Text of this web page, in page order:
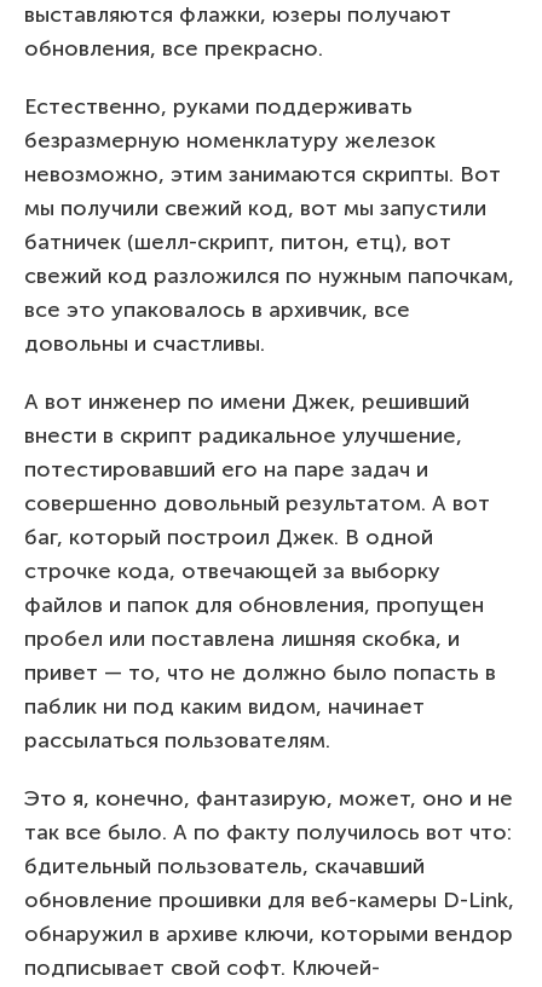
выставляются флажки, юзеры получают
обновления, все прекрасно.
Естественно, руками поддерживать
безразмерную номенклатуру железок
невозможно, этим занимаются скрипты. Вот
мы получили свежий код, вот мы запустили
батничек (шелл-скрипт, питон, етц), вот
свежий код разложился по нужным папочкам,
все это упаковалось в архивчик, все
довольны и счастливы.
А вот инженер по имени Джек, решивший
внести в скрипт радикальное улучшение,
потестировавший его на паре задач и
совершенно довольный результатом. А вот
баг, который построил Джек. В одной
строчке кода, отвечающей за выборку
файлов и папок для обновления, пропущен
пробел или поставлена лишняя скобка, и
привет — то, что не должно было попасть в
паблик ни под каким видом, начинает
рассылаться пользователям.
Это я, конечно, фантазирую, может, оно и не
так все было. А по факту получилось вот что:
бдительный пользователь, скачавший
обновление прошивки для веб-камеры D-Link,
обнаружил в архиве ключи, которыми вендор
подписывает свой софт. Ключей-